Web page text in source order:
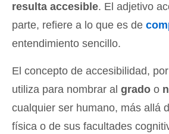
resulta accesible. El adjetivo
parte, refiere a lo que es de
entendimiento sencillo.
El concepto de accesibilidad,
utiliza para nombrar al grado o
cualquier ser humano, más allá
física o de sus facultades